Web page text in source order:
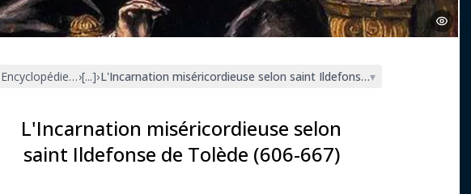
Marie de Nazareth
Encyclopédie mariale
›[...]›L'Incarnation miséricordieuse selon saint Ildefonse de Tolède (606-667)
▾
L'Incarnation miséricordieuse selon
saint Ildefonse de Tolède (606-667)